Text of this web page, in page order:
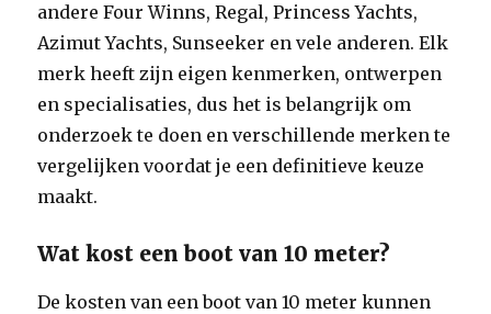
andere Four Winns, Regal, Princess Yachts,
Azimut Yachts, Sunseeker en vele anderen. Elk
merk heeft zijn eigen kenmerken, ontwerpen
en specialisaties, dus het is belangrijk om
onderzoek te doen en verschillende merken te
vergelijken voordat je een definitieve keuze
maakt.
Wat kost een boot van 10 meter?
De kosten van een boot van 10 meter kunnen